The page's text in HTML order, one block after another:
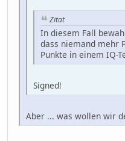
Zitat
In diesem Fall
dass niemand mehr
Punkte in einem IQ-
Signed!
Aber ... was wollen wir